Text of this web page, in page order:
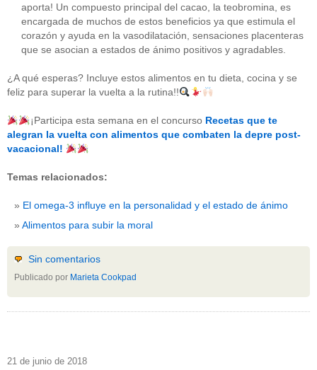
CATEGORÍAS
acido-folico (4)
alergias(3)
alimentos(22)
alimentos-perjudiaciales (17)
antioxidantes (6)
beneficios-salud(53)
calcio
corazon(1)
dietas(10)
embarazo
nutricion(3)
obesidad(12)
Sin categoría(438)
vitaminas(10)
RSS - Entradas
aporta! Un compuesto principal del cacao, la teobromina, es
encargada de muchos de estos beneficios ya que estimula el
corazón y ayuda en la vasodilatación, sensaciones placenteras
que se asocian a estados de ánimo positivos y agradables.
¿A qué esperas? Incluye estos alimentos en tu dieta, cocina y se
feliz para superar la vuelta a la rutina!!
¡Participa esta semana en el concurso Recetas que te
alegran la vuelta con alimentos que combaten la depre post-
vacacional!
Temas relacionados:
El omega-3 influye en la personalidad y el estado de ánimo
Alimentos para subir la moral
Sin comentarios
Publicado por Marieta Cookpad
21 de junio de 2018